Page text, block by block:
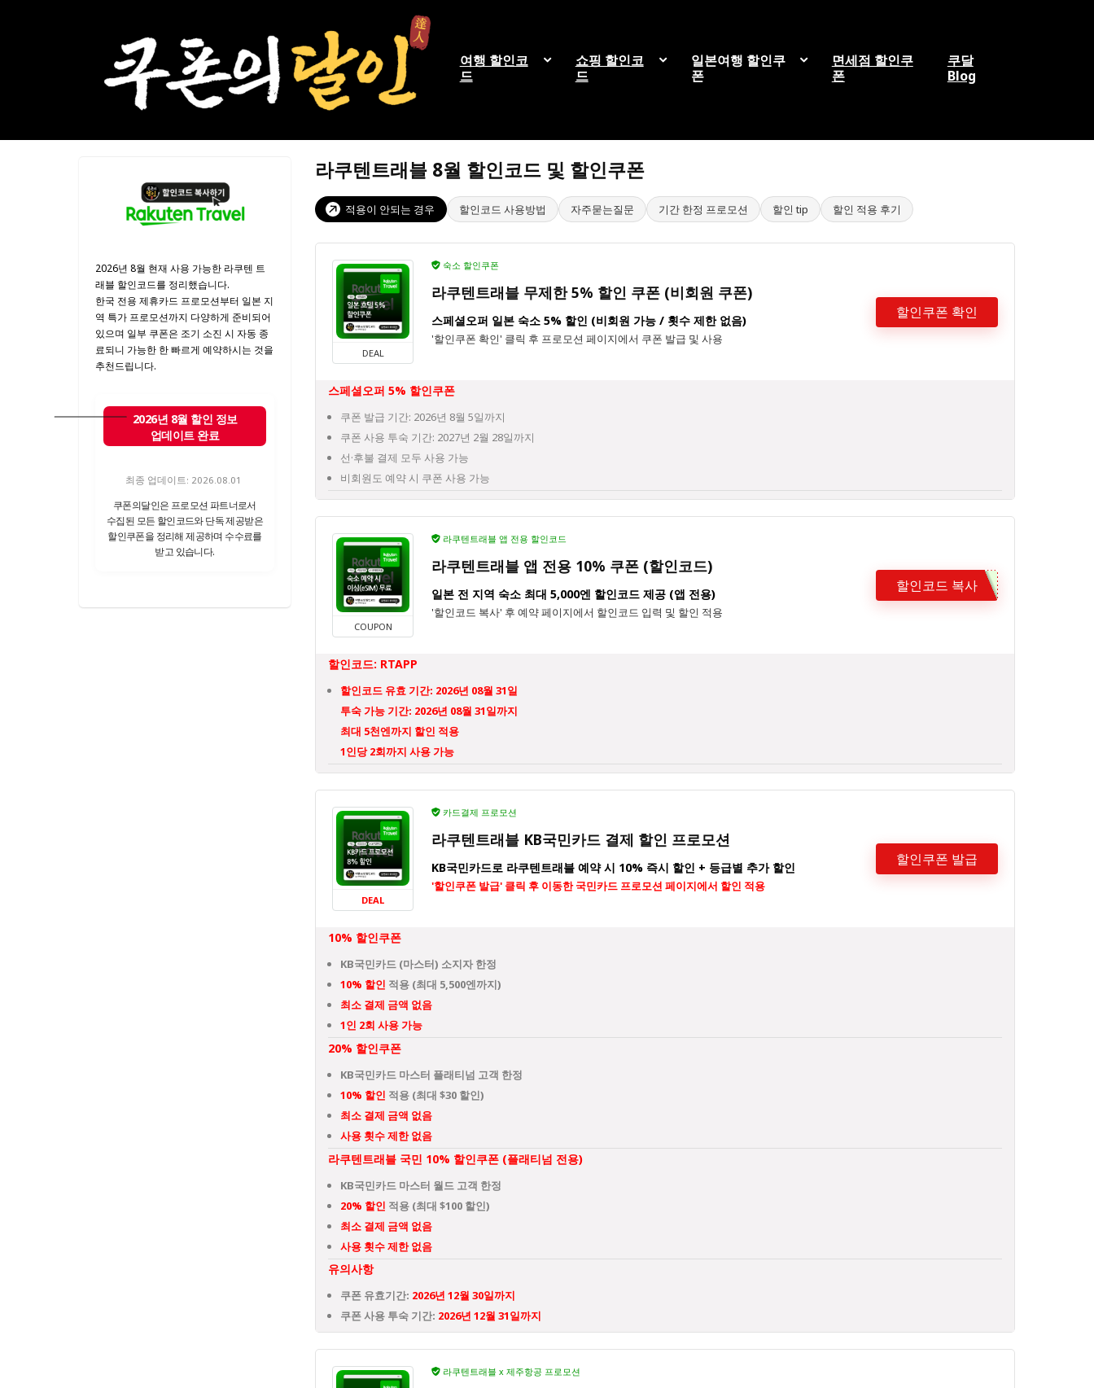
여행 할인코
드
쇼핑 할인코
드
일본여행 할인쿠
폰
면세점 할인쿠
폰
쿠달
Blog
라쿠텐트래블 8월 할인코드 및 할인쿠폰
적용이 안되는 경우 할인코드 사용방법 자주묻는질문 기간 한정 프로모션 할인 tip 할인 적용 후기
2026년 8월 현재 사용 가능한 라쿠텐 트
래블 할인코드를 정리했습니다.
한국 전용 제휴카드 프로모션부터 일본 지
역 특가 프로모션까지 다양하게 준비되어
있으며 일부 쿠폰은 조기 소진 시 자동 종
료되니 가능한 한 빠르게 예약하시는 것을
추천드립니다.
2026년 8월 할인 정보
업데이트 완료
최종 업데이트: 2026.08.01
쿠폰의달인은 프로모션 파트너로서
수집된 모든 할인코드와 단독 제공받은
할인쿠폰을 정리해 제공하며 수수료를
받고 있습니다.
DEAL
숙소 할인쿠폰
라쿠텐트래블 무제한 5% 할인 쿠폰 (비회원 쿠폰)
스페셜오퍼 일본 숙소 5% 할인 (비회원 가능 / 횟수 제한 없음)
'할인쿠폰 확인' 클릭 후 프로모션 페이지에서 쿠폰 발급 및 사용
할인쿠폰 확인
스페셜오퍼 5% 할인쿠폰
쿠폰 발급 기간: 2026년 8월 5일까지
쿠폰 사용 투숙 기간: 2027년 2월 28일까지
선·후불 결제 모두 사용 가능
비회원도 예약 시 쿠폰 사용 가능
COUPON
라쿠텐트래블 앱 전용 할인코드
라쿠텐트래블 앱 전용 10% 쿠폰 (할인코드)
일본 전 지역 숙소 최대 5,000엔 할인코드 제공 (앱 전용)
'할인코드 복사' 후 예약 페이지에서 할인코드 입력 및 할인 적용
할인코드 복사
할인코드: RTAPP
할인코드 유효 기간: 2026년 08월 31일
투숙 가능 기간: 2026년 08월 31일까지
최대 5천엔까지 할인 적용
1인당 2회까지 사용 가능
DEAL
카드결제 프로모션
라쿠텐트래블 KB국민카드 결제 할인 프로모션
KB국민카드로 라쿠텐트래블 예약 시 10% 즉시 할인 + 등급별 추가 할인
'할인쿠폰 발급' 클릭 후 이동한 국민카드 프로모션 페이지에서 할인 적용
할인쿠폰 발급
10% 할인쿠폰
KB국민카드 (마스터) 소지자 한정
10% 할인 적용 (최대 5,500엔까지)
최소 결제 금액 없음
1인 2회 사용 가능
20% 할인쿠폰
KB국민카드 마스터 플래티넘 고객 한정
10% 할인 적용 (최대 $30 할인)
최소 결제 금액 없음
사용 횟수 제한 없음
라쿠텐트래블 국민 10% 할인쿠폰 (플래티넘 전용)
KB국민카드 마스터 월드 고객 한정
20% 할인 적용 (최대 $100 할인)
최소 결제 금액 없음
사용 횟수 제한 없음
유의사항
쿠폰 유효기간: 2026년 12월 30일까지
쿠폰 사용 투숙 기간: 2026년 12월 31일까지
라쿠텐트래블 x 제주항공 프로모션